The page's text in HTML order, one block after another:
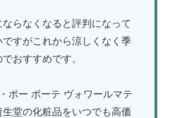
らなくなると評判になって
すがこれから涼しくなく季
おすすめです。
ポー ボーテ ヴォワールマテ
堂の化粧品をいつでも高価